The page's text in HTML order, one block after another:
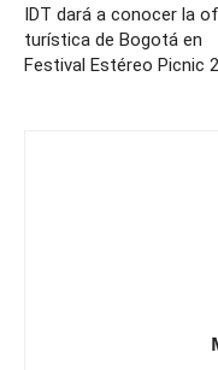
IDT dará a conocer la
turística de Bogotá en
Festival Estéreo Picnic